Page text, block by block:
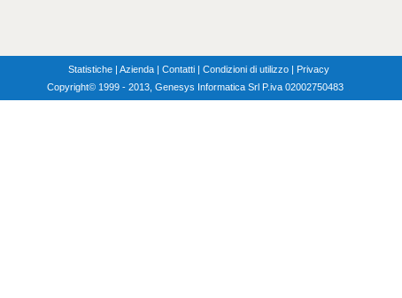
Statistiche| Azienda| Contatti| Condizioni di utilizzo| Privacy
Copyright© 1999 - 2013, Genesys Informatica Srl P.iva 02002750483